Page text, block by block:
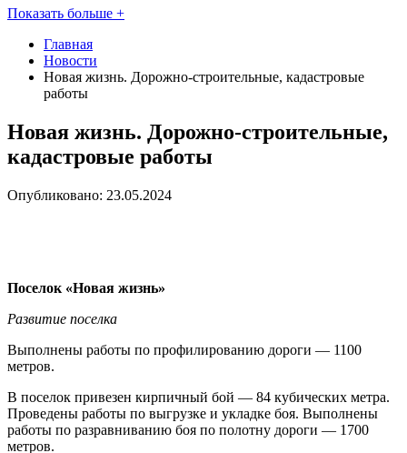
Показать больше +
Главная
Новости
Новая жизнь. Дорожно-строительные, кадастровые
работы
Новая жизнь. Дорожно-строительные,
кадастровые работы
Опубликовано: 23.05.2024
Поселок «Новая жизнь»
Развитие поселка
Выполнены работы по профилированию дороги — 1100
метров.
В поселок привезен кирпичный бой — 84 кубических метра.
Проведены работы по выгрузке и укладке боя. Выполнены
работы по разравниванию боя по полотну дороги — 1700
метров.